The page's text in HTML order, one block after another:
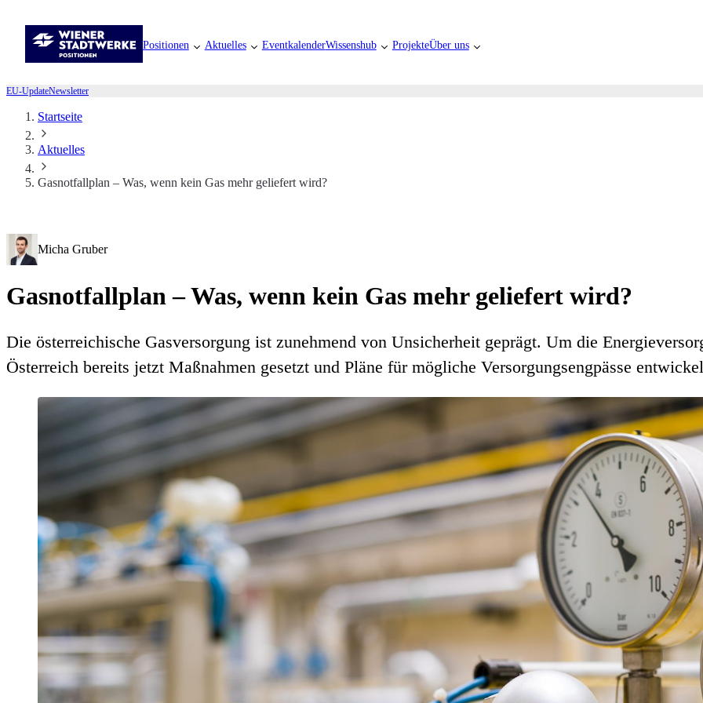
Positionen Aktuelles EventkalenderWissenshub ProjekteÜber uns
EU-UpdateNewsletter
Startseite
Aktuelles
Gasnotfallplan – Was, wenn kein Gas mehr geliefert wird?
Micha Gruber
Gasnotfallplan – Was, wenn kein Gas mehr geliefert wird?
Die österreichische Gasversorgung ist zunehmend von Unsicherheit geprägt. Um die
Österreich bereits jetzt Maßnahmen gesetzt und Pläne für mögliche Versorgungsengpässe